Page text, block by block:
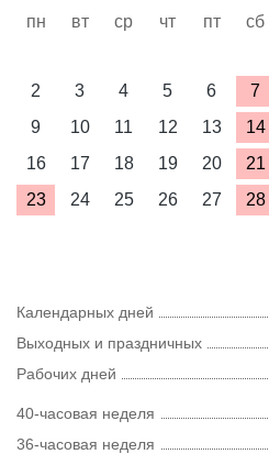
пн вт ср чт пт сб
2
3 4 5 6 7
9
10 11 12 13 14
16
17 18 19 20 21
23
24 25 26 27 28
Календарных дней
Выходных и праздничных
Рабочих дней
40-часовая неделя
36-часовая неделя